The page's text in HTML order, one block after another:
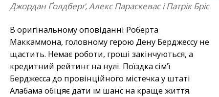
Джордан Ґолдберґ, Алекс Параскевас і Патрік Бріс
В оригінальному оповіданні Роберта
Маккаммона, головному герою Дену Берджессу не
щастить. Немає роботи, гроші закінчуються, а
кредитний рейтинг на нулі. Поїздка сім’ї
Берджесса до провінційного містечка у штаті
Алабама обіцяє дати їм шанс на краще життя.